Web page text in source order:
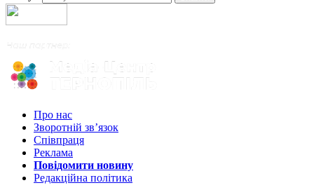
Про нас
Зворотній зв’язок
Співпраця
Реклама
Повідомити новину
Редакційна політика